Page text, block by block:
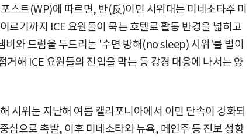
스트(WP)에 따르면, 반(反)이민 시위대는 미네소타주 미
르기까지 ICE 요원들이 묵는 호텔로 활동 반경을 넓히고
비와 드럼을 두드리는 '수면 방해(no sleep) 시위'를 벌이
거해 ICE 요원들의 진입을 막는 등 강경 대응에 나서는 양
시위는 지난해 여름 캘리포니아에서 이민 단속이 강화되
심으로 촉발, 이후 미네소타와 뉴욕, 메인주 등 진보 성향